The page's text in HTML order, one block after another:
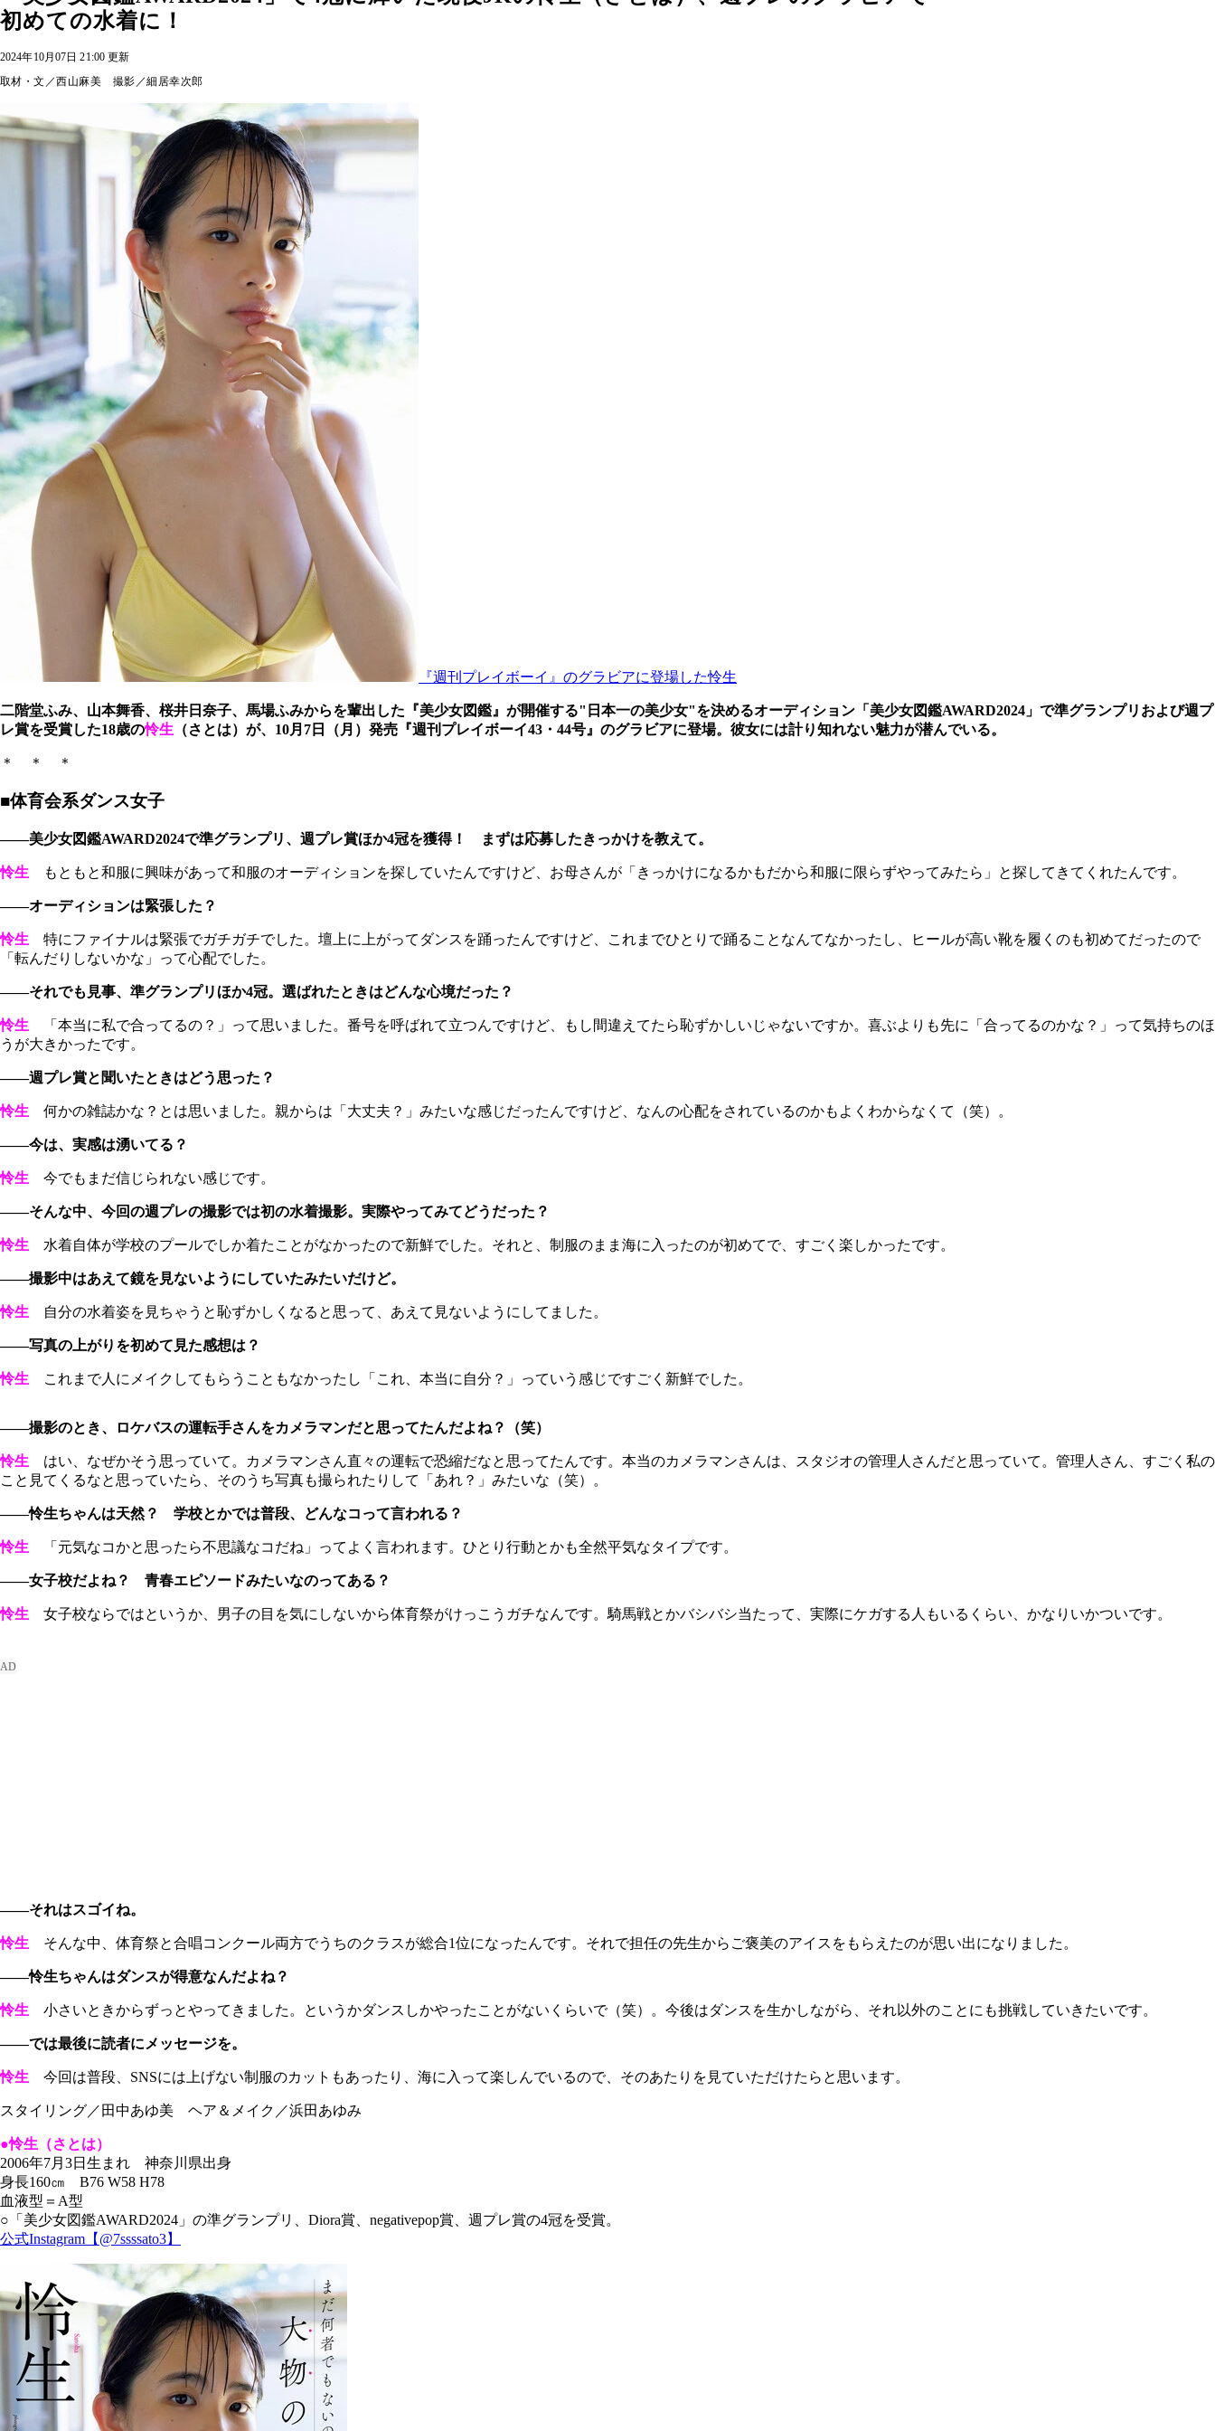
初めての水着に！
2024年10月07日 21:00 更新
取材・文／西山麻美 撮影／細居幸次郎
『週刊プレイボーイ』のグラビアに登場した怜生
二階堂ふみ、山本舞香、桜井日奈子、馬場ふみからを輩出した『美少女図鑑』が開催する"日本一の美少女"を決めるオーディション「美少女図鑑AWARD2024」で準グランプリおよび週プ
レ賞を受賞した18歳の怜生 （さとは）が、10月7日（月）発売『週刊プレイボーイ43・44号』のグラビアに登場。彼女には計り知れない魅力が潜んでいる。
＊ ＊ ＊
■体育会系ダンス女子
――美少女図鑑AWARD2024で準グランプリ、週プレ賞ほか4冠を獲得！ まずは応募したきっかけを教えて。
怜生 もともと和服に興味があって和服のオーディションを探していたんですけど、お母さんが「きっかけになるかもだから和服に限らずやってみたら」と探してきてくれたんです。
――オーディションは緊張した？
怜生 特にファイナルは緊張でガチガチでした。壇上に上がってダンスを踊ったんですけど、これまでひとりで踊ることなんてなかったし、ヒールが高い靴を履くのも初めてだったので
「転んだりしないかな」って心配でした。
――それでも見事、準グランプリほか4冠。選ばれたときはどんな心境だった？
怜生 「本当に私で合ってるの？」って思いました。番号を呼ばれて立つんですけど、もし間違えてたら恥ずかしいじゃないですか。喜ぶよりも先に「合ってるのかな？」って気持ちのほ
うが大きかったです。
――週プレ賞と聞いたときはどう思った？
怜生 何かの雑誌かな？とは思いました。親からは「大丈夫？」みたいな感じだったんですけど、なんの心配をされているのかもよくわからなくて（笑）。
――今は、実感は湧いてる？
怜生 今でもまだ信じられない感じです。
――そんな中、今回の週プレの撮影では初の水着撮影。実際やってみてどうだった？
怜生 水着自体が学校のプールでしか着たことがなかったので新鮮でした。それと、制服のまま海に入ったのが初めてで、すごく楽しかったです。
――撮影中はあえて鏡を見ないようにしていたみたいだけど。
怜生 自分の水着姿を見ちゃうと恥ずかしくなると思って、あえて見ないようにしてました。
――写真の上がりを初めて見た感想は？
怜生 これまで人にメイクしてもらうこともなかったし「これ、本当に自分？」っていう感じですごく新鮮でした。
――撮影のとき、ロケバスの運転手さんをカメラマンだと思ってたんだよね？（笑）
怜生 はい、なぜかそう思っていて。カメラマンさん直々の運転で恐縮だなと思ってたんです。本当のカメラマンさんは、スタジオの管理人さんだと思っていて。管理人さん、すごく私の
こと見てくるなと思っていたら、そのうち写真も撮られたりして「あれ？」みたいな（笑）。
――怜生ちゃんは天然？ 学校とかでは普段、どんなコって言われる？
怜生 「元気なコかと思ったら不思議なコだね」ってよく言われます。ひとり行動とかも全然平気なタイプです。
――女子校だよね？ 青春エピソードみたいなのってある？
怜生 女子校ならではというか、男子の目を気にしないから体育祭がけっこうガチなんです。騎馬戦とかバシバシ当たって、実際にケガする人もいるくらい、かなりいかついです。
――それはスゴイね。
怜生 そんな中、体育祭と合唱コンクール両方でうちのクラスが総合1位になったんです。それで担任の先生からご褒美のアイスをもらえたのが思い出になりました。
――怜生ちゃんはダンスが得意なんだよね？
怜生 小さいときからずっとやってきました。というかダンスしかやったことがないくらいで（笑）。今後はダンスを生かしながら、それ以外のことにも挑戦していきたいです。
――では最後に読者にメッセージを。
怜生 今回は普段、SNSには上げない制服のカットもあったり、海に入って楽しんでいるので、そのあたりを見ていただけたらと思います。
スタイリング／田中あゆ美 ヘア＆メイク／浜田あゆみ
●怜生（さとは）
2006年7月3日生まれ 神奈川県出身
身長160㎝ B76 W58 H78
血液型＝A型
○「美少女図鑑AWARD2024」の準グランプリ、Diora賞、negativepop賞、週プレ賞の4冠を受賞。
公式Instagram【@7ssssato3】